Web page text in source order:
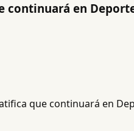
continuará en